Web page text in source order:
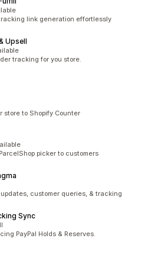
link generation effortlessly
Upsell
tracking for you store.
store to Shopify Counter
picker to customers
customer queries, & tracking
Sync
PayPal Holds & Reserves.